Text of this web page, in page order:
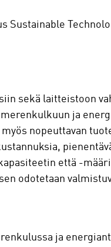
sekä laitteistoon
ja
nopeuttavan
että -
odotetaan
ja